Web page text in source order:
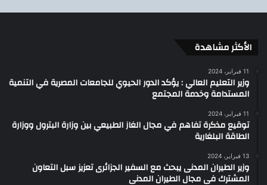
الأكثر مشاهدة
11 فبراير، 2024
وزير التعليم العالي : يؤكد الدور الحيوي للجامعات المصرية في التنمية
المستدامة وخدمة المجتمع
11 فبراير، 2024
توقيع مذكرة تفاهم في مجال الغاز الطبيعي بين وزارة البترول ووزارة
الطاقة البلغارية
13 فبراير، 2024
وزير الطيران المدنى يبحث مع السفير الجزائرى تعزيز سبل التعاون
المشترك فى مجال الطيران المدنى